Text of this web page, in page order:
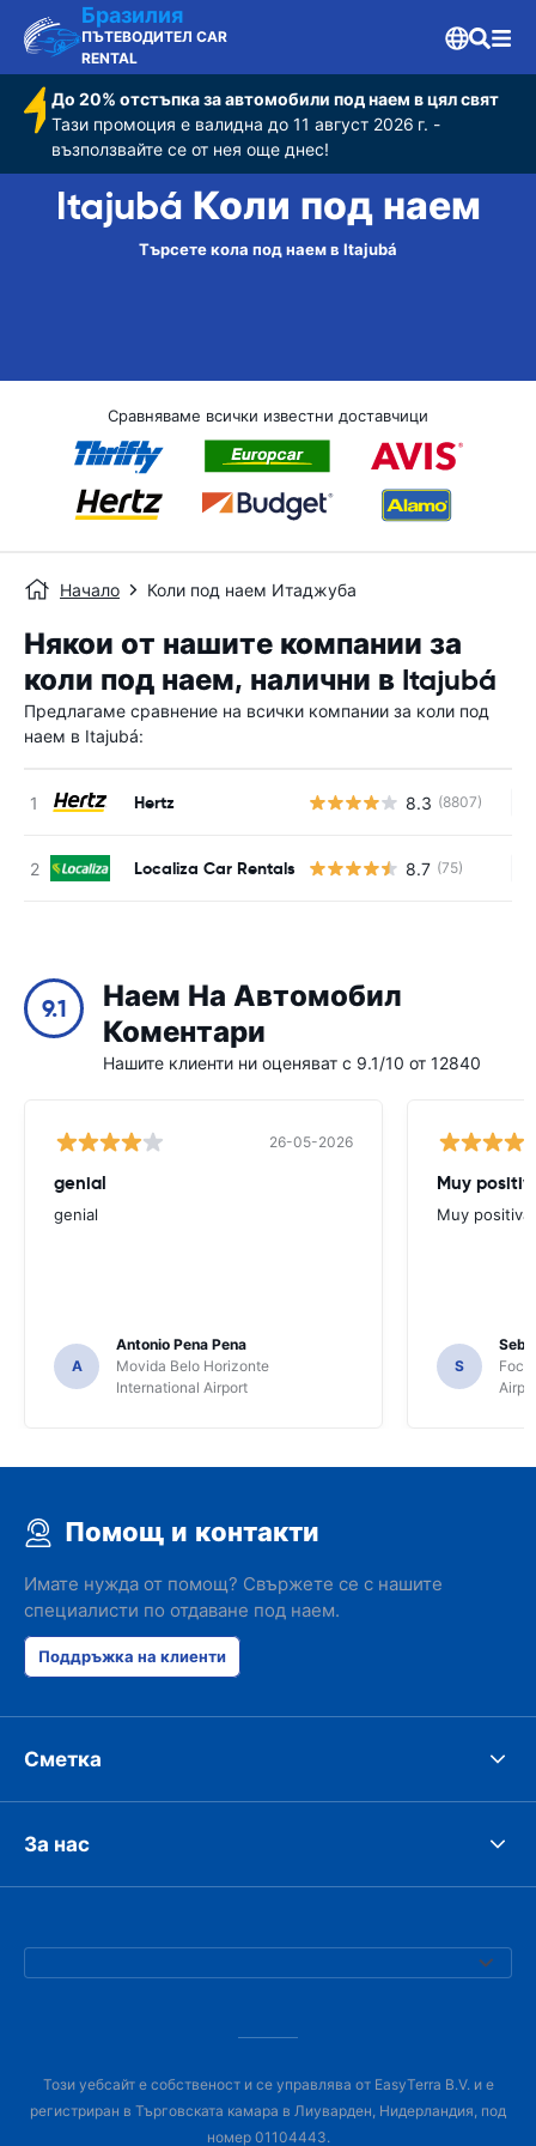
Бразилия
ПЪТЕВОДИТЕЛ CAR
RENTAL
До 20% отстъпка за автомобили под наем в цял свят
Тази промоция е валидна до 11 август 2026 г. -
възползвайте се от нея още днес!
Itajubá Коли под наем
Търсете кола под наем в Itajubá
Сравняваме всички известни доставчици
Начало Коли под наем Итаджуба
Някои от нашите компании за
коли под наем, налични в Itajubá
Предлагаме сравнение на всички компании за коли под
наем в Itajubá:
Hertz 8.3 (8807)
Localiza Car Rentals 8.7 (75)
9.1
Наем На Автомобил
Коментари
Нашите клиенти ни оценяват с 9.1/10 от 12840
26-05-2026
genial
genial
A
Antonio Pena Pena
Movida Belo Horizonte
International Airport
Muy
Muy positiva
S
Foco
Помощ и контакти
Имате нужда от помощ? Свържете се с нашите
специалисти по отдаване под наем.
Поддръжка на клиенти
Сметка
За нас
Този уебсайт е собственост и се управлява от EasyTerra B.V. и е
регистриран в Търговската камара в Лиуварден, Нидерландия, под
номер 01104443.